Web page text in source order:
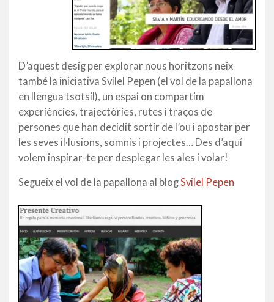
D’aquest desig per explorar nous horitzons neix
també la iniciativa Svilel Pepen (el vol de la papallona
en llengua tsotsil), un espai on compartim
experiències, trajectòries, rutes i traços de
persones que han decidit sortir de l’ou i apostar per
les seves il·lusions, somnis i projectes… Des d’aquí
volem inspirar-te per desplegar les ales i volar!
Segueix el vol de la papallona al blogSvilel Pepen